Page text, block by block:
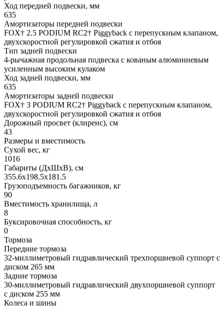
Ход передней подвески, мм
635
Амортизаторы передней подвески
FOX† 2.5 PODIUM RC2† Piggyback с перепускным клапаном,
двухскоростной регулировкой сжатия и отбоя
Тип задней подвески
4-рычажная продольная подвеска с кованым алюминиевым
усиленным высоким кулаком
Ход задней подвески, мм
635
Амортизаторы задней подвески
FOX† 3 PODIUM RC2† Piggyback с перепускным клапаном,
двухскоростной регулировкой сжатия и отбоя
Дорожный просвет (клиренс), см
43
Размеры и вместимость
Сухой вес, кг
1016
Габариты (ДхШхВ), см
355.6x198.5x181.5
Грузоподъемность багажников, кг
90
Вместимость хранилища, л
8
Буксировочная способность, кг
0
Тормоза
Передние тормоза
32-миллиметровый гидравлический трехпоршневой суппорт с
диском 265 мм
Задние тормоза
30-миллиметровый гидравлический двухпоршневой суппорт
с диском 255 мм
Колеса и шины